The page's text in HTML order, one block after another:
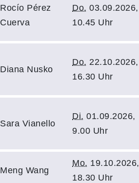
Rocío Pérez
Cuerva
Do. 03.09.2026,
10.45 Uhr
Diana Nusko
Do. 22.10.2026,
16.30 Uhr
Sara Vianello
Di. 01.09.2026,
9.00 Uhr
Meng Wang
Mo. 19.10.2026,
18.30 Uhr